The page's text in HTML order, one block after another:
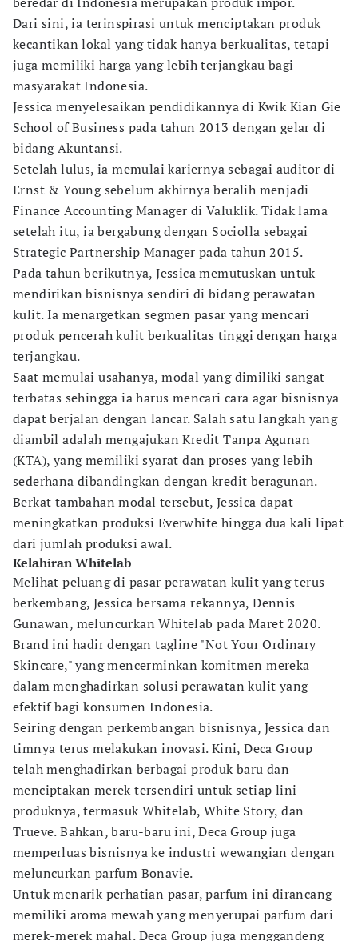
Dari sini, ia terinspirasi untuk menciptakan produk
kecantikan lokal yang tidak hanya berkualitas, tetapi
juga memiliki harga yang lebih terjangkau bagi
masyarakat Indonesia.
Jessica menyelesaikan pendidikannya di Kwik Kian Gie
School of Business pada tahun 2013 dengan gelar di
bidang Akuntansi.
Setelah lulus, ia memulai kariernya sebagai auditor di
Ernst & Young sebelum akhirnya beralih menjadi
Finance Accounting Manager di Valuklik. Tidak lama
setelah itu, ia bergabung dengan Sociolla sebagai
Strategic Partnership Manager pada tahun 2015.
Pada tahun berikutnya, Jessica memutuskan untuk
mendirikan bisnisnya sendiri di bidang perawatan
kulit. Ia menargetkan segmen pasar yang mencari
produk pencerah kulit berkualitas tinggi dengan harga
terjangkau.
Saat memulai usahanya, modal yang dimiliki sangat
terbatas sehingga ia harus mencari cara agar bisnisnya
dapat berjalan dengan lancar. Salah satu langkah yang
diambil adalah mengajukan Kredit Tanpa Agunan
(KTA), yang memiliki syarat dan proses yang lebih
sederhana dibandingkan dengan kredit beragunan.
Berkat tambahan modal tersebut, Jessica dapat
meningkatkan produksi Everwhite hingga dua kali lipat
dari jumlah produksi awal.
Kelahiran Whitelab
Melihat peluang di pasar perawatan kulit yang terus
berkembang, Jessica bersama rekannya, Dennis
Gunawan, meluncurkan Whitelab pada Maret 2020.
Brand ini hadir dengan tagline "Not Your Ordinary
Skincare," yang mencerminkan komitmen mereka
dalam menghadirkan solusi perawatan kulit yang
efektif bagi konsumen Indonesia.
Seiring dengan perkembangan bisnisnya, Jessica dan
timnya terus melakukan inovasi. Kini, Deca Group
telah menghadirkan berbagai produk baru dan
menciptakan merek tersendiri untuk setiap lini
produknya, termasuk Whitelab, White Story, dan
Trueve. Bahkan, baru-baru ini, Deca Group juga
memperluas bisnisnya ke industri wewangian dengan
meluncurkan parfum Bonavie.
Untuk menarik perhatian pasar, parfum ini dirancang
memiliki aroma mewah yang menyerupai parfum dari
merek-merek mahal. Deca Group juga menggandeng